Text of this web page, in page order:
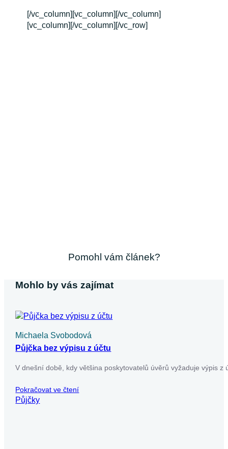
[/vc_column][vc_column][/vc_column]
[vc_column][/vc_column][/vc_row]
Pomohl vám článek?
Mohlo by vás zajímat
Michaela Svobodová
Půjčka bez výpisu z účtu
V dnešní době, kdy většina poskytovatelů úvěrů vyžaduje
atraktivní alternativou pro…